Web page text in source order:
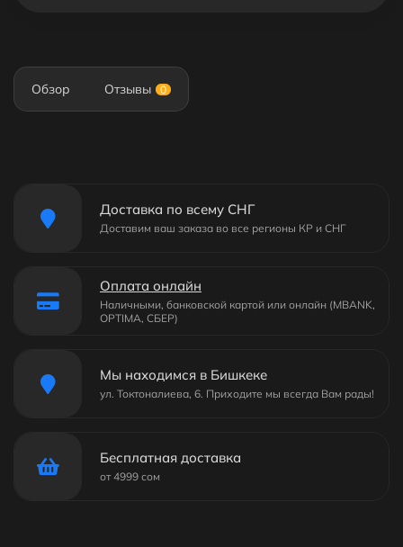
Обзор Отзывы 0
Доставка по всему СНГ
Доставим ваш заказа во все регионы КР и СНГ
Оплата онлайн
Наличными, банковской картой или онлайн (MBANK,
OPTIMA, СБЕР)
Мы находимся в Бишкеке
ул. Токтоналиева, 6. Приходите мы всегда Вам рады!
Бесплатная доставка
от 4999 сом